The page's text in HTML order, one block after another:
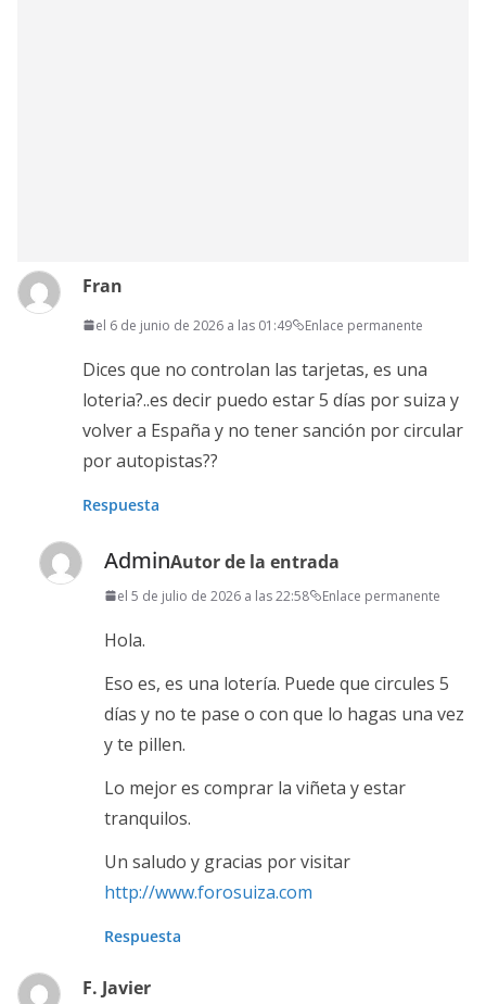
Fran
el 6 de junio de 2026 a las 01:49 Enlace permanente
Dices que no controlan las tarjetas, es una
loteria?..es decir puedo estar 5 días por suiza y
volver a España y no tener sanción por circular
por autopistas??
Respuesta
AdminAutor de la entrada
el 5 de julio de 2026 a las 22:58 Enlace permanente
Hola.
Eso es, es una lotería. Puede que circules 5
días y no te pase o con que lo hagas una vez
y te pillen.
Lo mejor es comprar la viñeta y estar
tranquilos.
Un saludo y gracias por visitar
http://www.forosuiza.com
Respuesta
F. Javier